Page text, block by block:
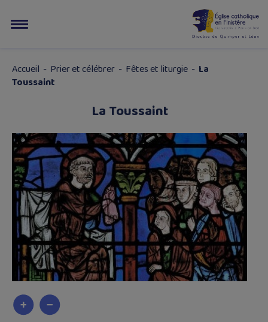
Accueil - Prier et célébrer - Fêtes et liturgie - La
Toussaint
La Toussaint